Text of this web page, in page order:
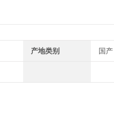
产地类别 国产